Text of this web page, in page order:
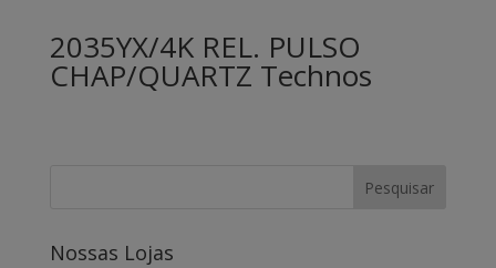
2035YX/4K REL. PULSO
CHAP/QUARTZ Technos
Nossas Lojas